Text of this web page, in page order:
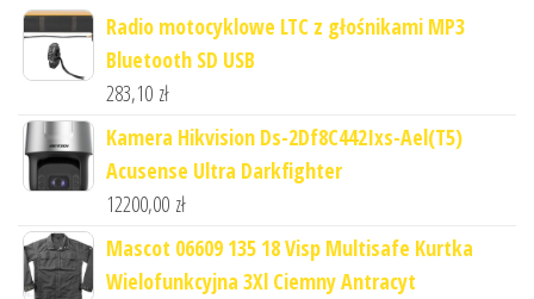
Radio motocyklowe LTC z głośnikami MP3
Bluetooth SD USB
283,10 zł
Kamera Hikvision Ds-2Df8C442Ixs-Ael(T5)
Acusense Ultra Darkfighter
12200,00 zł
Mascot 06609 135 18 Visp Multisafe Kurtka
Wielofunkcyjna 3Xl Ciemny Antracyt